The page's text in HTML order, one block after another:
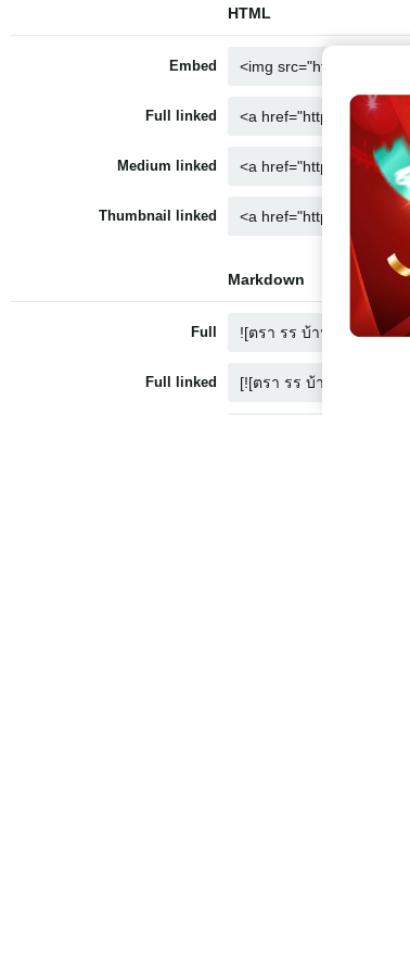
HTML
Embed
Full linked
Medium linked
Thumbnail linked
Markdown
Full
Full linked